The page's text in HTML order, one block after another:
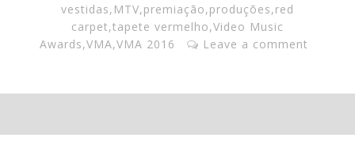
vestidas, MTV,premiação,produções,red
carpet,tapete vermelho,Video Music
Awards,VMA,VMA 2016 Leave a comment